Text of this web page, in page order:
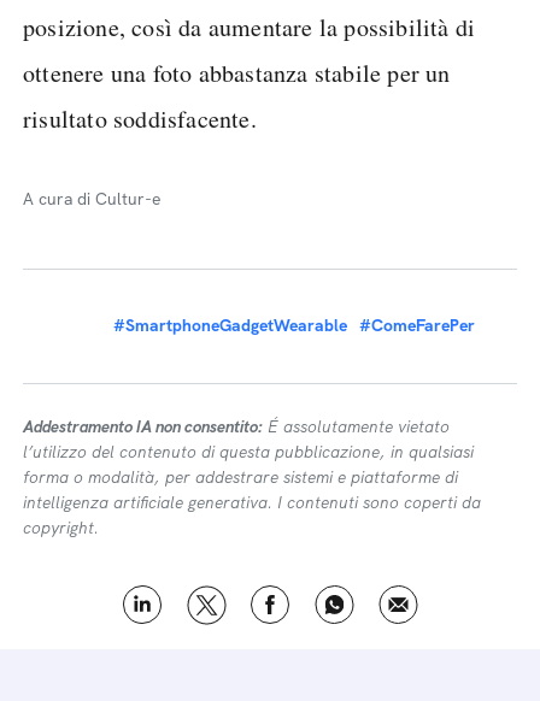
posizione, così da aumentare la possibilità di
ottenere una foto abbastanza stabile per un
risultato soddisfacente.
A cura di Cultur-e
#SmartphoneGadgetWearable #ComeFarePer
Addestramento IA non consentito: É assolutamente vietato
l’utilizzo del contenuto di questa pubblicazione, in qualsiasi
forma o modalità, per addestrare sistemi e piattaforme di
intelligenza artificiale generativa. I contenuti sono coperti da
copyright.